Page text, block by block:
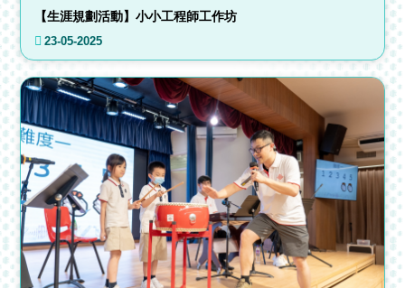
【生涯規劃活動】小小工程師工作坊
23-05-2025